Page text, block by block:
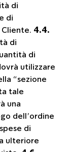
di
di
Cliente. 4.4.
di
di
utilizzare
“sezione
tale
una
dell’ordine
di
ulteriore